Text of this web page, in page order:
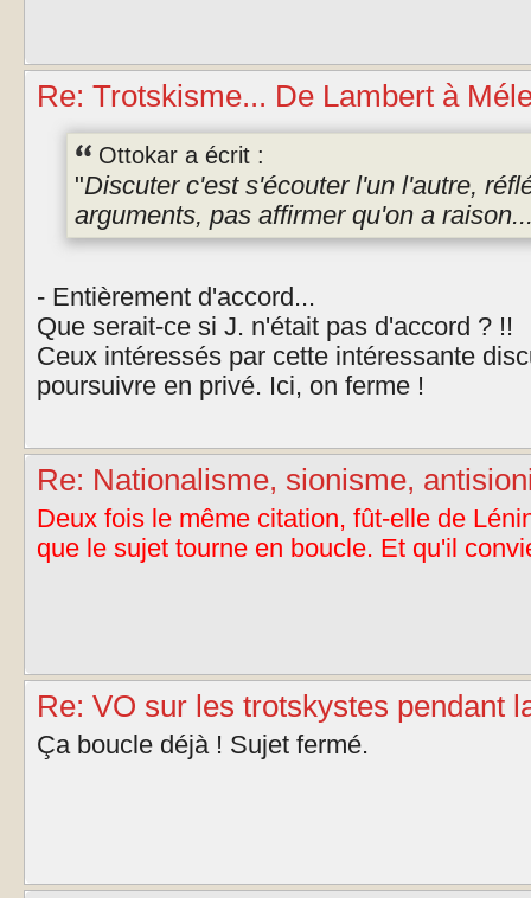
Re: Trotskisme... De Lambert à
Ottokar a écrit :
"Discuter c'est s'écouter l'un l'autre,
arguments, pas affirmer qu'on a
- Entièrement d'accord...
Que serait-ce si J. n'était pas d'accord ? !!
Ceux intéressés par cette intéressante
poursuivre en privé. Ici, on ferme !
Re: Nationalisme, sionisme,
Deux fois le même citation, fût-elle de
que le sujet tourne en boucle. Et qu'il
Re: VO sur les trotskystes pendant
Ça boucle déjà ! Sujet fermé.